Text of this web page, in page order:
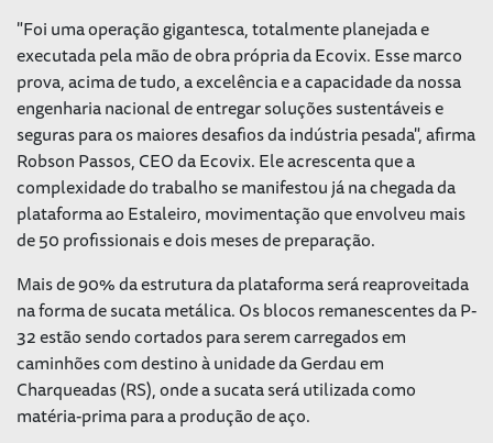
"Foi uma operação gigantesca, totalmente planejada e
executada pela mão de obra própria da Ecovix. Esse marco
prova, acima de tudo, a excelência e a capacidade da nossa
engenharia nacional de entregar soluções sustentáveis e
seguras para os maiores desafios da indústria pesada", afirma
Robson Passos, CEO da Ecovix. Ele acrescenta que a
complexidade do trabalho se manifestou já na chegada da
plataforma ao Estaleiro, movimentação que envolveu mais
de 50 profissionais e dois meses de preparação.
Mais de 90% da estrutura da plataforma será reaproveitada
na forma de sucata metálica. Os blocos remanescentes da P-
32 estão sendo cortados para serem carregados em
caminhões com destino à unidade da Gerdau em
Charqueadas (RS), onde a sucata será utilizada como
matéria-prima para a produção de aço.